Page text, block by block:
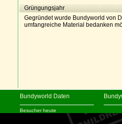
Grüngungsjahr
Gegründet wurde Bundyworld von
umfangreiche Material bedanken
Bundyworld Daten
Besucher heute